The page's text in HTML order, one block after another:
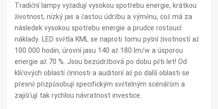
Tradiční lampy vyžadují vysokou spotřebu energie, krátkou
životnost, nízký jas a častou údržbu a výměnu, což má za
následek vysokou spotřebu energie a prudce rostoucí
náklady. LED světla KML se naproti tomu pyšní životností až
100 000 hodin, úrovní jasu 140 až 180 lm/w a úsporou
energie až 70 %. Jsou bezúdržbová po dobu pěti let! Od
klíčových oblastí činnosti a auditorií až po další oblasti se
přesně přizpůsobují specifickým světelným scénářům a
zajišťují tak rychlou návratnost investice.